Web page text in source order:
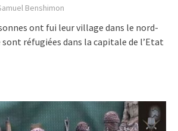
Benshimon
ont fui leur village dans le nord-
réfugiées dans la capitale de l’Etat